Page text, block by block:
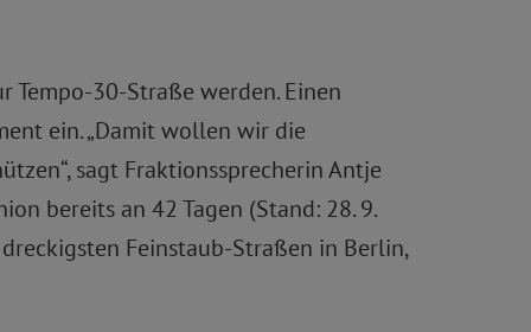
Tempo-30-Straße werden. Einen
ein. „Damit wollen wir die
sagt Fraktionssprecherin Antje
bereits an 42 Tagen (Stand: 28. 9.
Feinstaub-Straßen in Berlin,